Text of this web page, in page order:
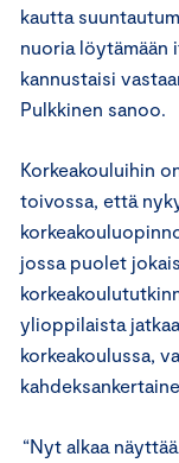
kautta
nuoria löytämään
kannustaisi
Pulkkinen sanoo.
Korkeakouluihin
toivossa, että
jossa puolet
ylioppilaista
korkeakoulussa,
“Nyt alkaa